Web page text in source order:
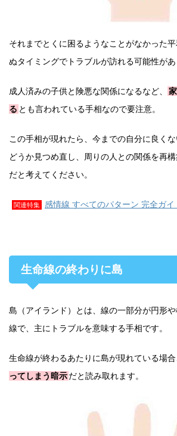
それまでとくに困るようなことがなかった
ぬタイミングでトラブルが訪れる可能性があ
成人済みの子供と険悪な関係になるなど、
る とも言われている手相なので要注意。
この手相が現れたら、今までの自分に良く
どうか見つめ直し、周りの人との関係を再
だと考えてください。
関連特集 感情線 すべてのパターン 完全ガイ
生命線の終わりに島
島（アイランド）とは、線の一部分が円形
線で、主にトラブルを意味する手相です。
生命線が終わるあたりに島が現れている場合
ってしまう暗示だと読み取れます。